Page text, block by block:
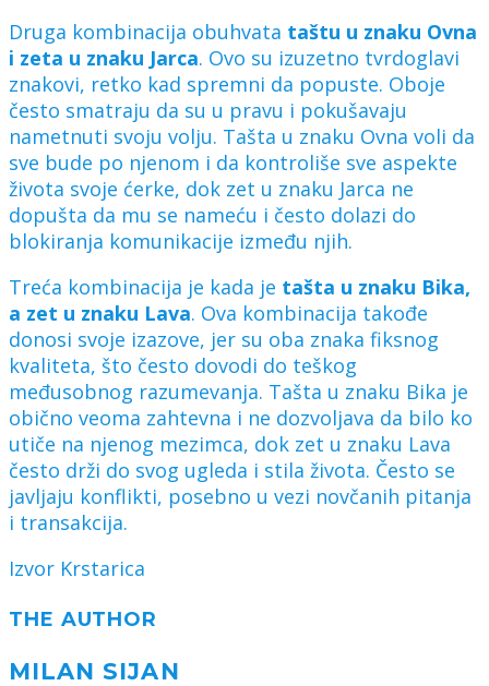
Druga kombinacija obuhvata taštu u znaku Ovna
i zeta u znaku Jarca. Ovo su izuzetno tvrdoglavi
znakovi, retko kad spremni da popuste. Oboje
često smatraju da su u pravu i pokušavaju
nametnuti svoju volju. Tašta u znaku Ovna voli da
sve bude po njenom i da kontroliše sve aspekte
života svoje ćerke, dok zet u znaku Jarca ne
dopušta da mu se nameću i često dolazi do
blokiranja komunikacije između njih.
Treća kombinacija je kada je tašta u znaku Bika,
a zet u znaku Lava. Ova kombinacija takođe
donosi svoje izazove, jer su oba znaka fiksnog
kvaliteta, što često dovodi do teškog
međusobnog razumevanja. Tašta u znaku Bika je
obično veoma zahtevna i ne dozvoljava da bilo ko
utiče na njenog mezimca, dok zet u znaku Lava
često drži do svog ugleda i stila života. Često se
javljaju konflikti, posebno u vezi novčanih pitanja
i transakcija.
Izvor Krstarica
THE AUTHOR
MILAN SIJAN